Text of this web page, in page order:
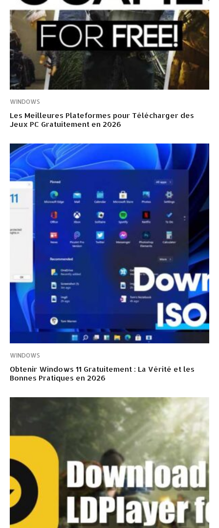
WINDOWS
Les Meilleures Plateformes pour Télécharger des
Jeux PC Gratuitement en 2026
WINDOWS
Obtenir Windows 11 Gratuitement : La Vérité et les
Bonnes Pratiques en 2026